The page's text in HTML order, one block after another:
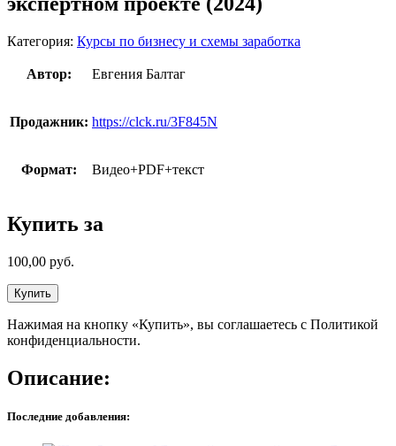
Категория: Курсы по бизнесу и схемы заработка
Автор: Евгения Балтаг
Продажник: https://clck.ru/3F845N
Формат: Видео+PDF+текст
Купить за
100,00 руб.
Купить
Нажимая на кнопку «Купить», вы соглашаетесь с Политикой
конфиденциальности.
Описание:
Последние добавления: